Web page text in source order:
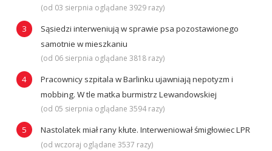
(od 03 sierpnia oglądane 3929 razy)
Sąsiedzi interweniują w sprawie psa pozostawionego
samotnie w mieszkaniu
(od 06 sierpnia oglądane 3818 razy)
Pracownicy szpitala w Barlinku ujawniają nepotyzm i
mobbing. W tle matka burmistrz Lewandowskiej
(od 05 sierpnia oglądane 3594 razy)
Nastolatek miał rany kłute. Interweniował śmigłowiec LPR
(od wczoraj oglądane 3537 razy)